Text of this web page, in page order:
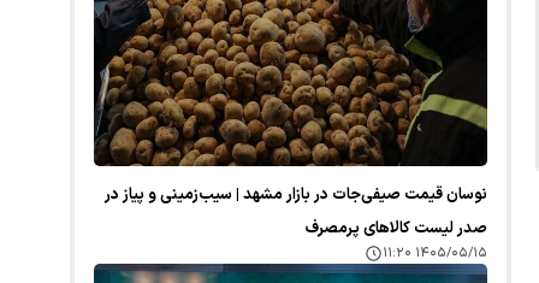
نوسان قیمت صیفی‌جات در بازار مشهد | سیب‌زمینی و پیاز در
صدر لیست کالا‌های پرمصرف
۱۴۰۵/۰۵/۱۵ ۱۱:۲۰